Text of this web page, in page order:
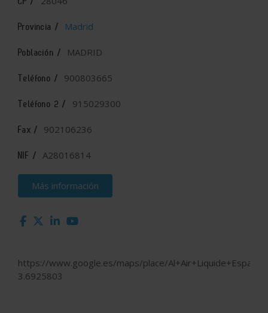
Provincia / Madrid
Población / MADRID
Teléfono / 900803665
Teléfono 2 / 915029300
Fax / 902106236
NIF / A28016814
Más información
https://www.google.es/maps/place/
3.6925803